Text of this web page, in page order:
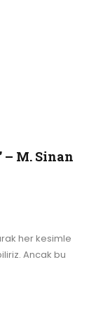
– M. Sinan
her kesimle
Ancak bu